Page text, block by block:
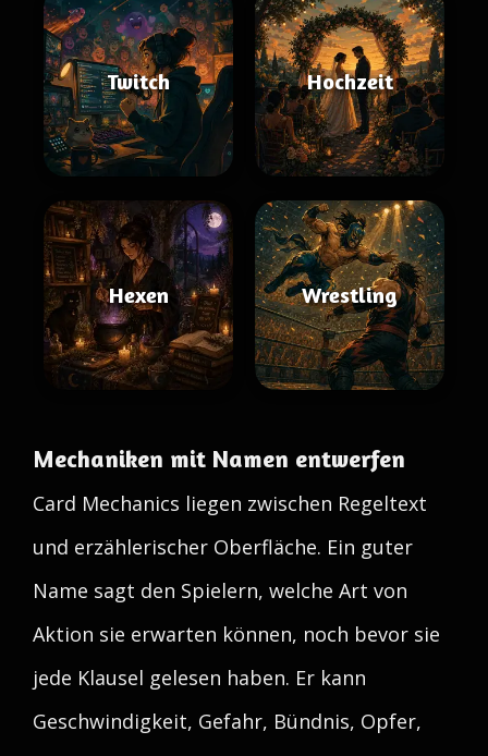
Twitch Hochzeit
Hexen Wrestling
Mechaniken mit Namen entwerfen
Card Mechanics liegen zwischen Regeltext
und erzählerischer Oberfläche. Ein guter
Name sagt den Spielern, welche Art von
Aktion sie erwarten können, noch bevor sie
jede Klausel gelesen haben. Er kann
Geschwindigkeit, Gefahr, Bündnis, Opfer,